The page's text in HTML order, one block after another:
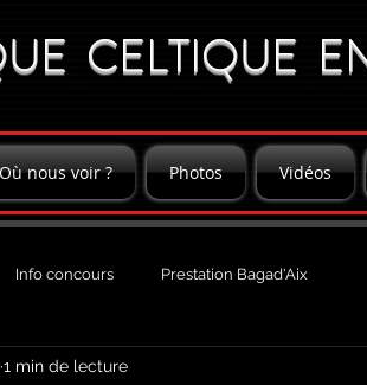
CELTIQUE
Où nous voir ? Photos Vidéos
Info concours Prestation Bagad'Aix
1 min de lecture